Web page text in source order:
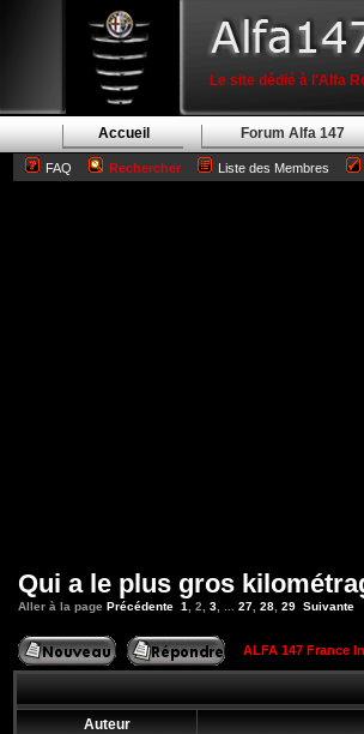
Le site dédié à l'Alfa
Accueil Forum Alfa 147
FAQ Rechercher Liste des Membres
Qui a le plus gros
Aller à la page Précédente 1 2 3 27 28 29 Suivante
ALFA 147 France
Auteur